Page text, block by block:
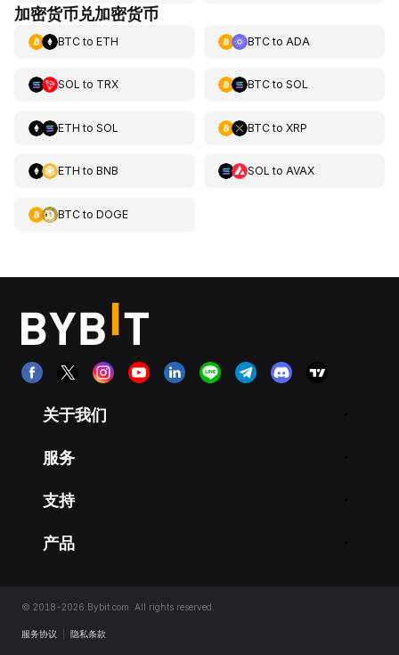
加密货币兑加密货币
BTCto ETH BTCto ADA
SOL to TRX BTCto SOL
ETH to SOL BTCto XRP
ETH to BNB SOL to AVAX
BTCto DOGE
关于我们
服务
支持
产品
© 2018-2026 Bybit.com. All rights reserved.
服务协议 隐私条款